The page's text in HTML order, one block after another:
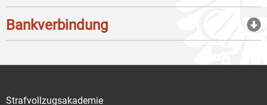
Bankverbindung
Strafvollzugsakademie